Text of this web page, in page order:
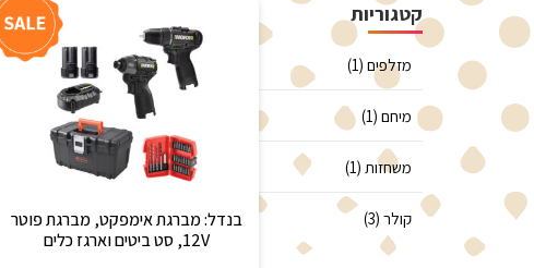
קטגוריות
מזלפים (1)
מיחם (1)
משחזות (1)
קולר (3)
בנדל: מברגת אימפקט, מברגת פוטר
12V, סט ביטים וארגז כלים